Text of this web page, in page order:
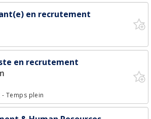
en recrutement
en recrutement
- Temps plein